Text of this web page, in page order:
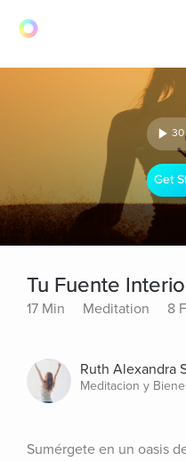
Get
Tu Fuente
17 Min Meditation 8
Ruth Alexandra
Meditacion y
Sumérgete en un oasis